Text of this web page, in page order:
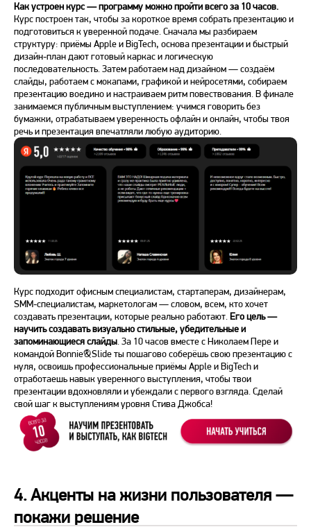
Как устроен курс — программу можно пройти всего за 10 часов.
Курс построен так, чтобы за короткое время собрать презентацию и
подготовиться к уверенной подаче. Сначала мы разбираем
структуру: приёмы Apple и BigTech, основа презентации и быстрый
дизайн-план дают готовый каркас и логическую
последовательность. Затем работаем над дизайном — создаём
слайды, работаем с мокапами, графикой и нейросетями, собираем
презентацию воедино и настраиваем ритм повествования. В финале
занимаемся публичным выступлением: учимся говорить без
бумажки, отрабатываем уверенность офлайн и онлайн, чтобы твоя
речь и презентация впечатляли любую аудиторию.
Курс подходит офисным специалистам, стартаперам, дизайнерам,
SMM-специалистам, маркетологам — словом, всем, кто хочет
создавать презентации, которые реально работают. Его цель —
научить создавать визуально стильные, убедительные и
запоминающиеся слайды. За 10 часов вместе с Николаем Пере и
командой Bonnie&Slide ты пошагово соберёшь свою презентацию с
нуля, освоишь профессиональные приёмы Apple и BigTech и
отработаешь навык уверенного выступления, чтобы твои
презентации вдохновляли и убеждали с первого взгляда. Сделай
свой шаг к выступлениям уровня Стива Джобса!
4. Акценты на жизни пользователя —
покажи решение